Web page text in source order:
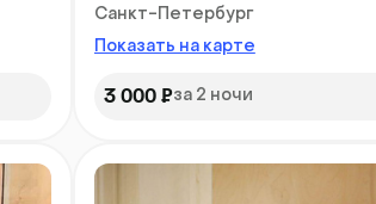
Санкт-Петербург
Показать на карте
3 000 ₽за 2 ночи